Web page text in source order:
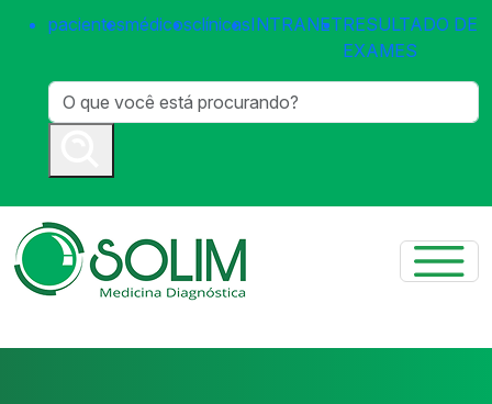
pacientesmédicosclínicasINTRANETRESULTADO DE
EXAMES